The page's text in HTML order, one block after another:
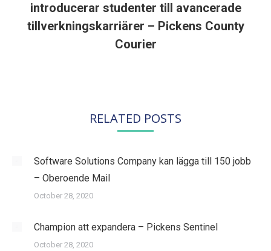
Next
post:
introducerar studenter till avancerade
tillverkningskarriärer – Pickens County
Courier
RELATED POSTS
Software Solutions Company kan lägga till 150 jobb
– Oberoende Mail
October 28, 2020
Champion att expandera – Pickens Sentinel
October 28, 2020